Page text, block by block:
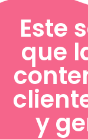
Este
que
y